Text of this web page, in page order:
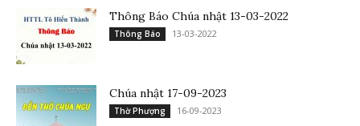
Thông Báo Chúa nhật 13-03-2022
Thông Báo 13-03-2022
Chúa nhật 17-09-2023
Thờ Phượng 16-09-2023